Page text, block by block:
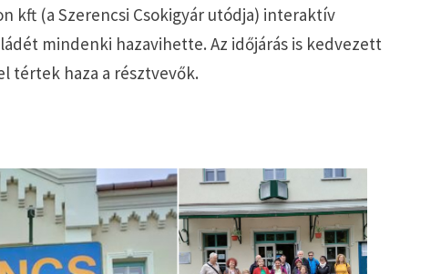
kft (a Szerencsi Csokigyár utódja) interaktív
mindenki hazavihette. Az időjárás is kedvezett
tértek haza a résztvevők.